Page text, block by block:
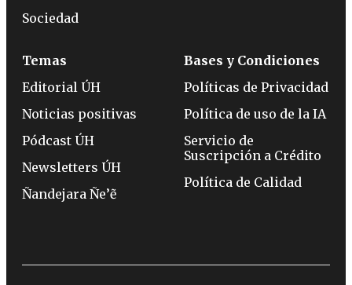
Sociedad
Temas
Editorial ÚH
Noticias positivas
Pódcast ÚH
Newsletters ÚH
Ñandejara Ñe’ẽ
Bases y Condiciones
Políticas de Privacidad
Política de uso de la IA
Servicio de
Suscripción a Crédito
Política de Calidad